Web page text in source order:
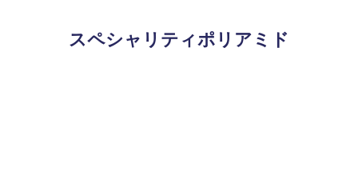
スペシャリティポリアミド